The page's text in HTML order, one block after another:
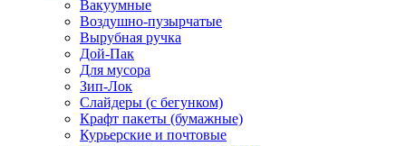
Вакуумные
Воздушно-пузырчатые
Вырубная ручка
Дой-Пак
Для мусора
Зип-Лок
Слайдеры (с бегунком)
Крафт пакеты (бумажные)
Курьерские и почтовые